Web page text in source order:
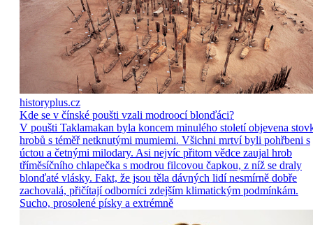
historyplus.cz
Kde se v čínské poušti vzali modroocí blonďáci?
V poušti Taklamakan byla koncem minulého století objevena
hrobů s téměř netknutými mumiemi. Všichni mrtví byli pohřbeni s
úctou a četnými milodary. Asi nejvíc přitom vědce zaujal hrob
tříměsíčního chlapečka s modrou filcovou čapkou, z níž se draly
blonďaté vlásky. Fakt, že jsou těla dávných lidí nesmírně dobře
zachovalá, přičítají odborníci zdejším klimatickým podmínkám.
Sucho, prosolené písky a extrémně